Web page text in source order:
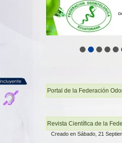
Portal de la Federación
Revista Científica de la
Creado en Sábado, 21